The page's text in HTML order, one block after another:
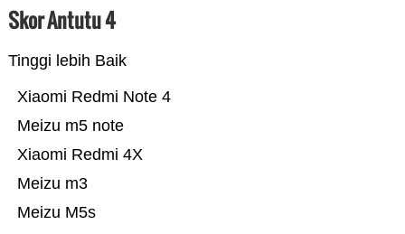
Skor Antutu 4
Tinggi lebih Baik
Meizu M5s
Meizu m3
Xiaomi Redmi 4X
Meizu m5 note
Xiaomi Redmi Note 4